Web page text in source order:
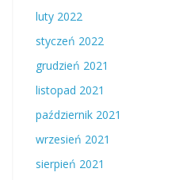
luty 2022
styczeń 2022
grudzień 2021
listopad 2021
październik 2021
wrzesień 2021
sierpień 2021